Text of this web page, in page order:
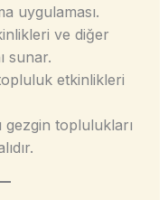
uygulaması.
ve diğer
sunar.
etkinlikleri
gezgin toplulukları